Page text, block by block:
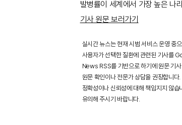
발병률이 세계에서 가장 높은 나
기사 원문 보러가기
실시간 뉴스는 현재 시범 서비스 운영 중
사용자가 선택한 질환에 관련된 기사를
News RSS를 기반으로 하기에 원문 기
원문 확인이나 전문가 상담을 권장합니다
정확성이나 신뢰성에 대해 책임지지 않
유의해 주시기 바랍니다.